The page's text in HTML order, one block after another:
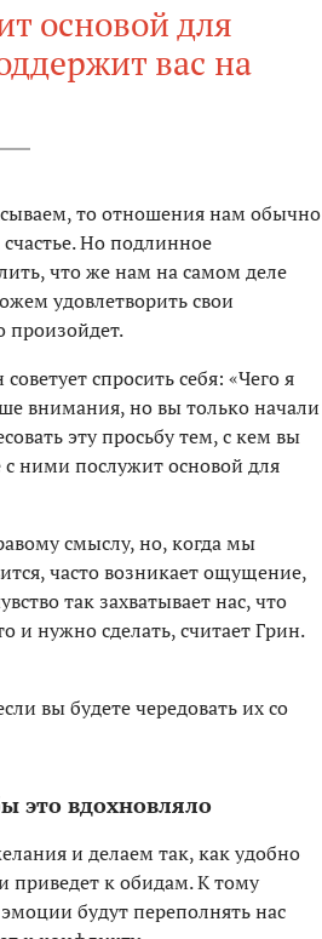
основой для
вас на
то отношения нам обычно
Но подлинное
что же нам на самом деле
удовлетворить свои
произойдет.
спросить себя: «Чего я
внимания, но вы только начали
эту просьбу тем, с кем вы
ними послужит основой для
смыслу, но, когда мы
часто возникает ощущение,
так захватывает нас, что
и нужно сделать, считает Грин.
вы будете чередовать их со
это вдохновляло
и делаем так, как удобно
приведет к обидам. К тому
будут переполнять нас